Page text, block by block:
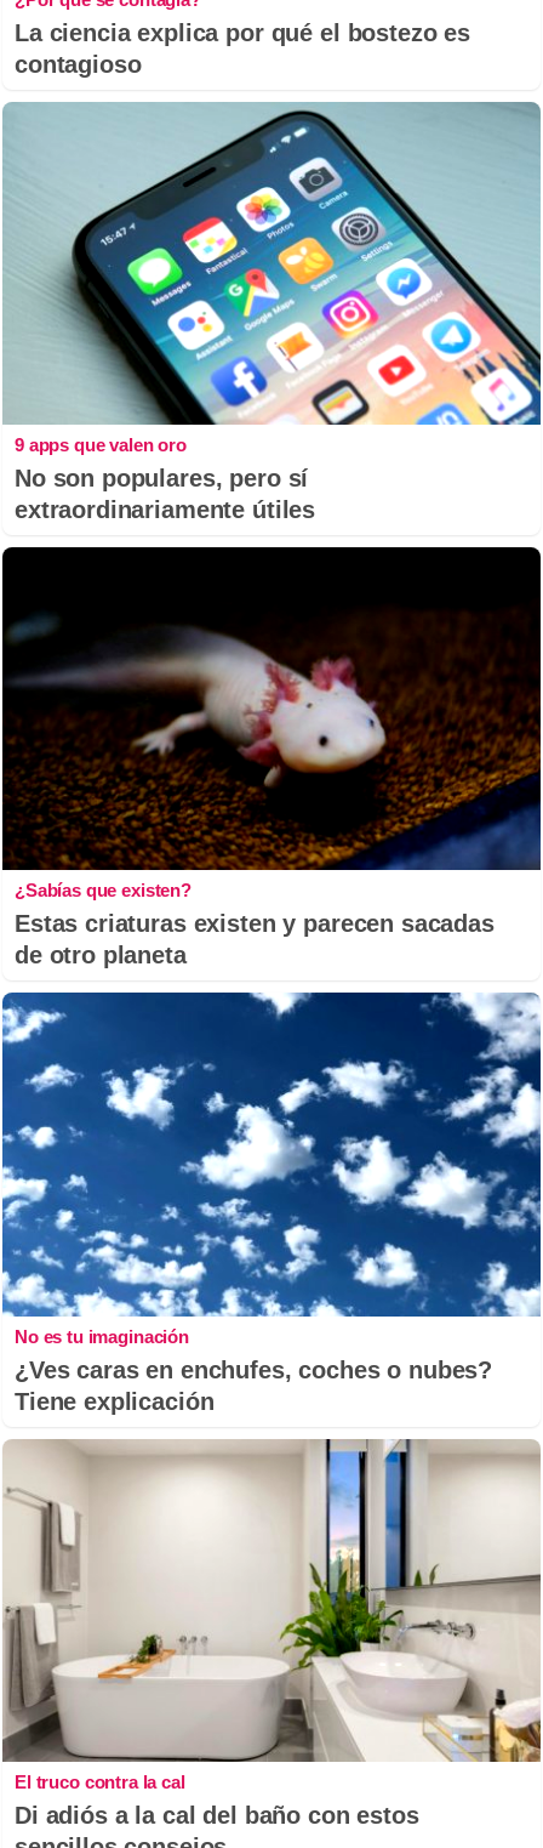
La ciencia explica por qué el bostezo es
contagioso
9 apps que valen oro
No son populares, pero sí
extraordinariamente útiles
¿Sabías que existen?
Estas criaturas existen y parecen sacadas
de otro planeta
No es tu imaginación
¿Ves caras en enchufes, coches o nubes?
Tiene explicación
El truco contra la cal
Di adiós a la cal del baño con estos